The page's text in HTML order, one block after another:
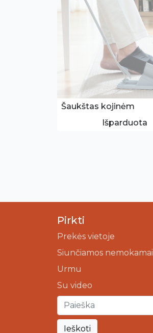
Šaukštas kojinėm
Išparduota
Pirkti
Prekės vietoje
Siunčiamos nemokamai
Urmu
Su video
Ieškoti